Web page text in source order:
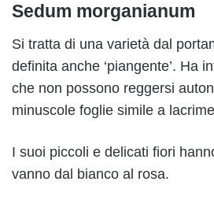
Sedum morganianum
Si tratta di una varietà dal
definita anche ‘piangente’. Ha
che non possono reggersi
minuscole foglie simile a
I suoi piccoli e delicati fiori
vanno dal bianco al rosa.